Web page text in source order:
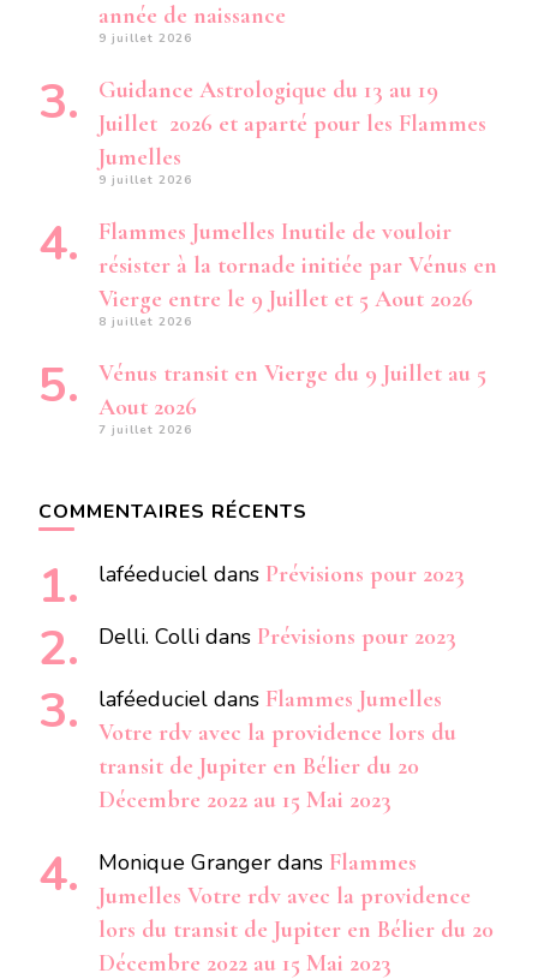
année de naissance
9 juillet 2026
Guidance Astrologique du 13 au 19
Juillet 2026 et aparté pour les Flammes
Jumelles
9 juillet 2026
Flammes Jumelles Inutile de vouloir
résister à la tornade initiée par Vénus en
Vierge entre le 9 Juillet et 5 Aout 2026
8 juillet 2026
Vénus transit en Vierge du 9 Juillet au 5
Aout 2026
7 juillet 2026
COMMENTAIRES RÉCENTS
laféeduciel dans Prévisions pour 2023
Delli. Colli dans Prévisions pour 2023
laféeduciel dans Flammes Jumelles
Votre rdv avec la providence lors du
transit de Jupiter en Bélier du 20
Décembre 2022 au 15 Mai 2023
Monique Granger dans Flammes
Jumelles Votre rdv avec la providence
lors du transit de Jupiter en Bélier du 20
Décembre 2022 au 15 Mai 2023